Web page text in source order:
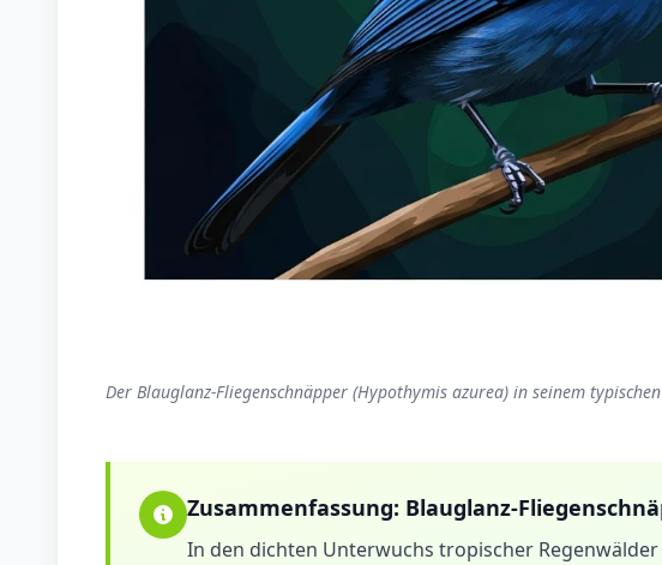
Der Blauglanz-Fliegenschnäpper (Hypothymis azurea) in seinem
Zusammenfassung: Blauglanz-
In den dichten Unterwuchs tropischer